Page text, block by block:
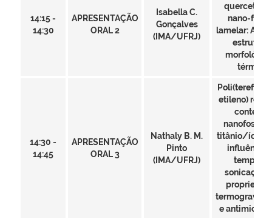
14:15 -
14:30
APRESENTAÇÃO
ORAL 2
Isabella C.
Gonçalves
(IMA/UFRJ)
quercetina
nano-
lamelar:
térmica
14:30 -
14:45
APRESENTAÇÃO
ORAL 3
Nathaly B. M.
Pinto
(IMA/UFRJ)
etileno)
contendo
nanofosfato
titânio/íons
influência
tempo de
sonicação
e